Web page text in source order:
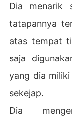
Dia menarik
tatapannya
atas tempat
saja
yang dia
sekejap.
Dia